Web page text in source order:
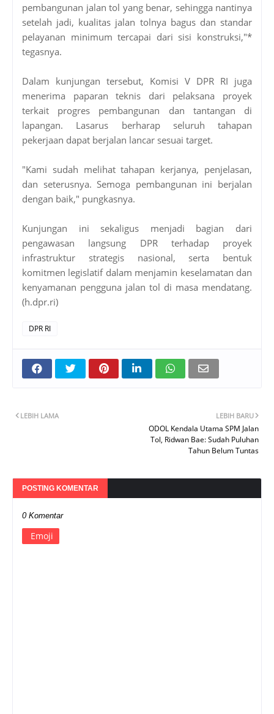
pembangunan jalan tol yang benar, sehingga nantinya
setelah jadi, kualitas jalan tolnya bagus dan standar
pelayanan minimum tercapai dari sisi konstruksi,"*
tegasnya.
Dalam kunjungan tersebut, Komisi V DPR RI juga
menerima paparan teknis dari pelaksana proyek
terkait progres pembangunan dan tantangan di
lapangan. Lasarus berharap seluruh tahapan
pekerjaan dapat berjalan lancar sesuai target.
"Kami sudah melihat tahapan kerjanya, penjelasan,
dan seterusnya. Semoga pembangunan ini berjalan
dengan baik," pungkasnya.
Kunjungan ini sekaligus menjadi bagian dari
pengawasan langsung DPR terhadap proyek
infrastruktur strategis nasional, serta bentuk
komitmen legislatif dalam menjamin keselamatan dan
kenyamanan pengguna jalan tol di masa mendatang.
(h.dpr.ri)
DPR RI
LEBIH BARU
ODOL Kendala Utama SPM Jalan
Tol, Ridwan Bae: Sudah Puluhan
Tahun Belum Tuntas
LEBIH LAMA
POSTING KOMENTAR
0 Komentar
Emoji